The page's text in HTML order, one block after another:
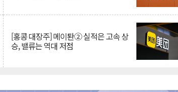
[홍콩 대장주] 메이퇀② 실적은 고속 상
승, 밸류는 역대 저점